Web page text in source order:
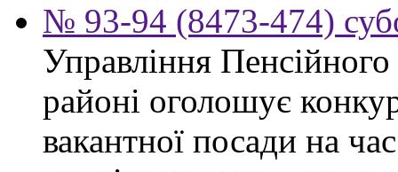
№ 93-94 (8473-474)
Управління
районі оголошує
вакантної посади на